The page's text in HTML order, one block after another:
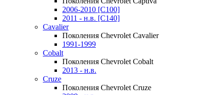
2006-2010 [C100]
2011 - н.в. [C140]
Cavalier
Поколения Chevrolet Cavalier
1991-1999
Cobalt
Поколения Chevrolet Cobalt
2013 - н.в.
Cruze
Поколения Chevrolet Cruze